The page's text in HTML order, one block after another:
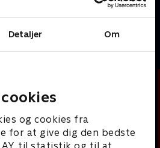
Detaljer Om
og cookies fra
for at give dig den bedste
til statistik og til at
nådesløse trusler.